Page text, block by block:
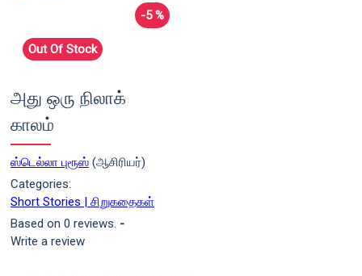
-5 %
Out Of Stock
அது ஒரு நிலாக்
காலம்
ஸ்டெல்லா புரூஸ் (ஆசிரியர்)
Categories:
Short Stories | சிறுகதைகள்
Based on 0 reviews. -
Write a review